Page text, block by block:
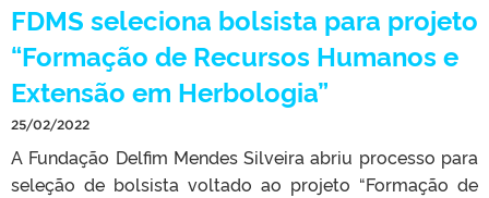
FDMS seleciona bolsista para projeto
“Formação de Recursos Humanos e
Extensão em Herbologia”
25/02/2022
A Fundação Delfim Mendes Silveira abriu processo para
seleção de bolsista voltado ao projeto “Formação de